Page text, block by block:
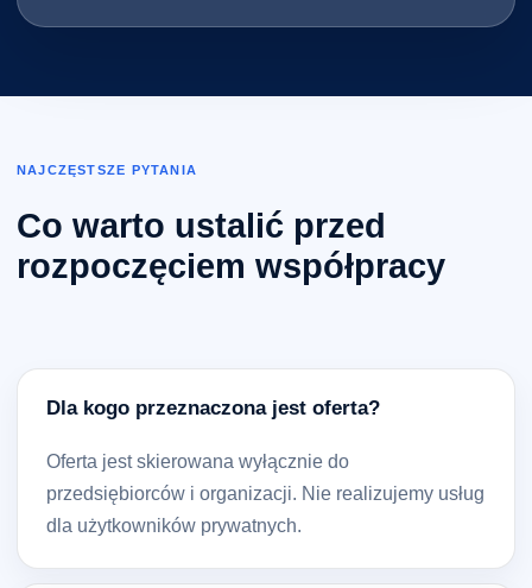
NAJCZĘSTSZE PYTANIA
Co warto ustalić przed
rozpoczęciem współpracy
Dla kogo przeznaczona jest oferta?
Oferta jest skierowana wyłącznie do
przedsiębiorców i organizacji. Nie realizujemy usług
dla użytkowników prywatnych.